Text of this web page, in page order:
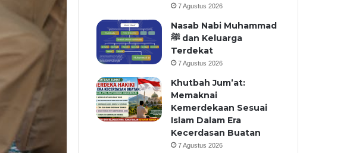
7 Agustus 2026
Nasab Nabi Muhammad
ﷺ dan Keluarga
Terdekat
7 Agustus 2026
Khutbah Jum’at:
Memaknai
Kemerdekaan Sesuai
Islam Dalam Era
Kecerdasan Buatan
7 Agustus 2026